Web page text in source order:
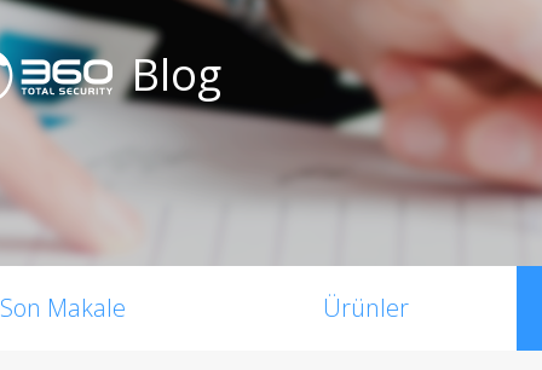
Blog
Son Makale Ürünler